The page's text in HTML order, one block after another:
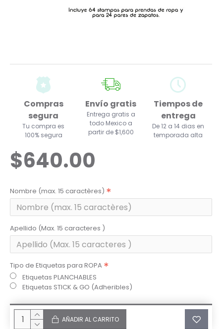
Compras
segura
Tu compra es
100% segura
Envío gratis
Entrega gratis a
todo Mexico a
partir de $1,600
Tiempos de
entrega
De 12 a 14 dias en
temporada alta
$640.00
Nombre (max. 15 caractères)
Apellido (Max. 15 caracteres )
Tipo de Etiquetas para ROPA
Etiquetas PLANCHABLES
Etiquetas STICK & GO (Adheribles)
AÑADIR AL CARRITO